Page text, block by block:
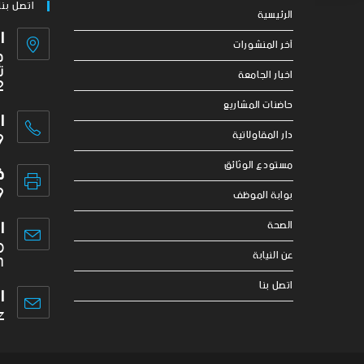
الرئيسية
آخر المنشورات
اخبار الجامعة
حاضنات المشاريع
دار المقاولاتية
مستودع الوثائق
بوابة الموظف
الصحة
عن النيابة
اتصل بنا
اتصل